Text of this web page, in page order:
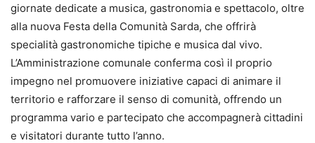
giornate dedicate a musica, gastronomia e spettacolo, oltre
alla nuova Festa della Comunità Sarda, che offrirà
specialità gastronomiche tipiche e musica dal vivo.
L’Amministrazione comunale conferma così il proprio
impegno nel promuovere iniziative capaci di animare il
territorio e rafforzare il senso di comunità, offrendo un
programma vario e partecipato che accompagnerà cittadini
e visitatori durante tutto l’anno.